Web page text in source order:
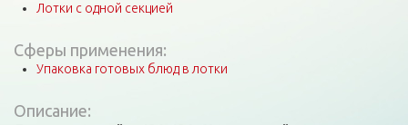
Лотки с одной секцией
Сферы применения:
Упаковка готовых блюд в лотки
Описание: